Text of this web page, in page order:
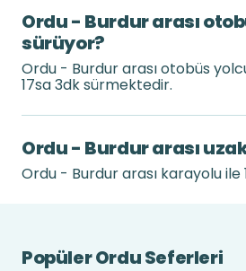
Ordu - Burdur arası
sürüyor?
Ordu - Burdur arası otobüs
17sa 3dk sürmektedir.
Ordu - Burdur arası
Ordu - Burdur arası karayolu ile
Popüler Ordu Seferleri